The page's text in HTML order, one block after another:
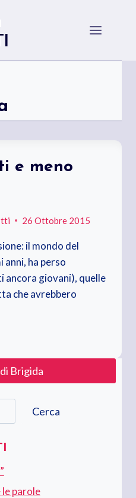
e meno
26 Ottobre 2015
il mondo del
ha perso
giovani), quelle
che avrebbero
Brigida
Cerca
parole